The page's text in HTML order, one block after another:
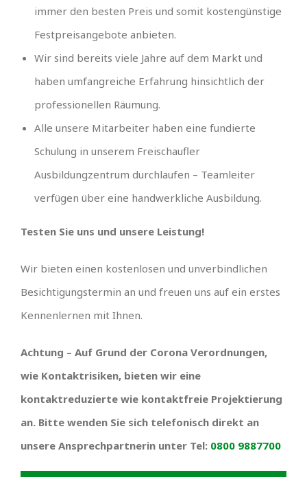
immer den besten Preis und somit kostengünstige
Festpreisangebote anbieten.
Wir sind bereits viele Jahre auf dem Markt und
haben umfangreiche Erfahrung hinsichtlich der
professionellen Räumung.
Alle unsere Mitarbeiter haben eine fundierte
Schulung in unserem Freischaufler
Ausbildungzentrum durchlaufen – Teamleiter
verfügen über eine handwerkliche Ausbildung.
Testen Sie uns und unsere Leistung!
Wir bieten einen kostenlosen und unverbindlichen
Besichtigungstermin an und freuen uns auf ein erstes
Kennenlernen mit Ihnen.
Achtung – Auf Grund der Corona Verordnungen,
wie Kontaktrisiken, bieten wir eine
kontaktreduzierte wie kontaktfreie Projektierung
an. Bitte wenden Sie sich telefonisch direkt an
unsere Ansprechpartnerin unter Tel: 0800 9887700